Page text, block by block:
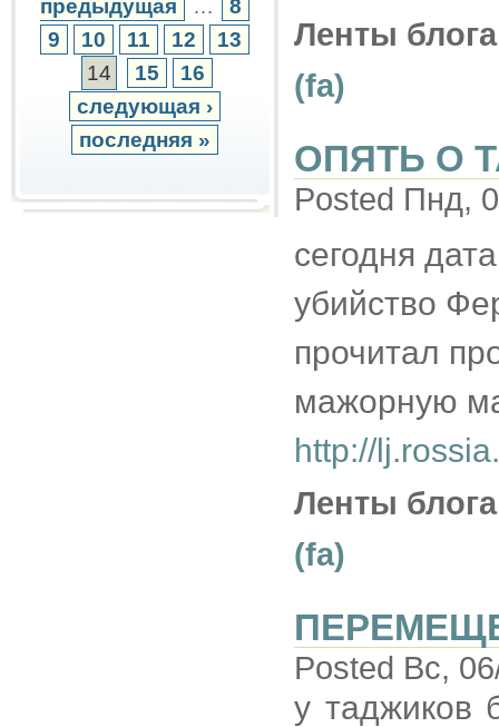
предыдущая …
8
9
10 11 12
13
14
15
16
следующая ›
последняя »
Ленты
(fa)
ОПЯТЬ О
Posted Пнд,
сегодня
убийство
прочитал
мажорную
http://
Ленты
(fa)
Posted Вс,
у таджиков